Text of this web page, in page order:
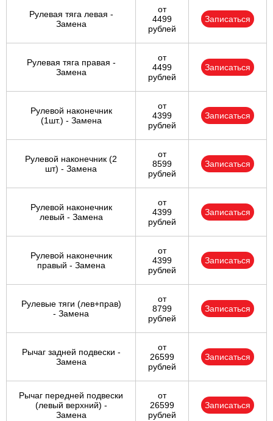
Рулевая тяга левая -
Замена
от
4499
рублей
Записаться
Рулевая тяга правая -
Замена
от
4499
рублей
Записаться
Рулевой наконечник
(1шт.) - Замена
от
4399
рублей
Записаться
Рулевой наконечник (2
шт) - Замена
от
8599
рублей
Записаться
Рулевой наконечник
левый - Замена
от
4399
рублей
Записаться
Рулевой наконечник
правый - Замена
от
4399
рублей
Записаться
Рулевые тяги (лев+прав)
- Замена
от
8799
рублей
Записаться
Рычаг задней подвески -
Замена
от
26599
рублей
Записаться
Рычаг передней подвески
(левый верхний) -
Замена
от
26599
рублей
Записаться